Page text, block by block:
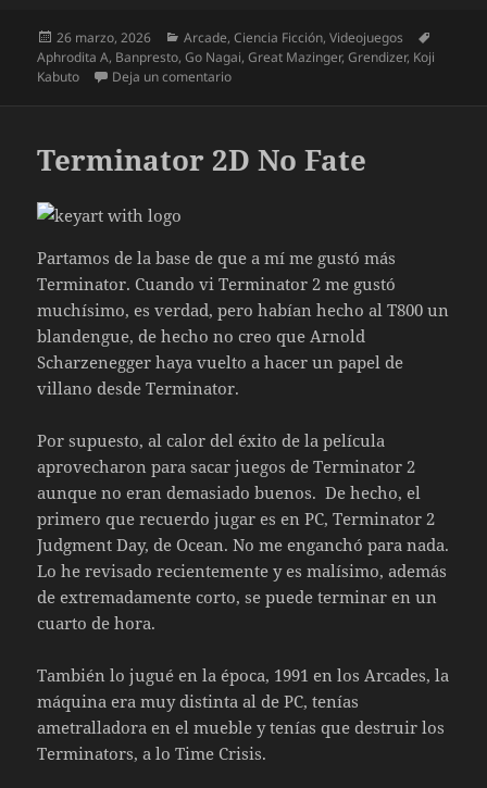
Publicado
el
26 marzo, 2026 Categorías
Arcade,Ciencia Ficción,Videojuegos
Aphrodita A, Banpresto,Go Nagai,Great Mazinger,Grendizer, Koji
Kabuto
Deja un comentarioen Mazinger Z
Terminator 2D No Fate
Partamos de la base de que a mí me gustó más
Terminator. Cuando vi Terminator 2 me gustó
muchísimo, es verdad, pero habían hecho al T800 un
blandengue, de hecho no creo que Arnold
Scharzenegger haya vuelto a hacer un papel de
villano desde Terminator.
Por supuesto, al calor del éxito de la película
aprovecharon para sacar juegos de Terminator 2
aunque no eran demasiado buenos. De hecho, el
primero que recuerdo jugar es en PC, Terminator 2
Judgment Day, de Ocean. No me enganchó para nada.
Lo he revisado recientemente y es malísimo, además
de extremadamente corto, se puede terminar en un
cuarto de hora.
También lo jugué en la época, 1991 en los Arcades, la
máquina era muy distinta al de PC, tenías
ametralladora en el mueble y tenías que destruir los
Terminators, a lo Time Crisis.